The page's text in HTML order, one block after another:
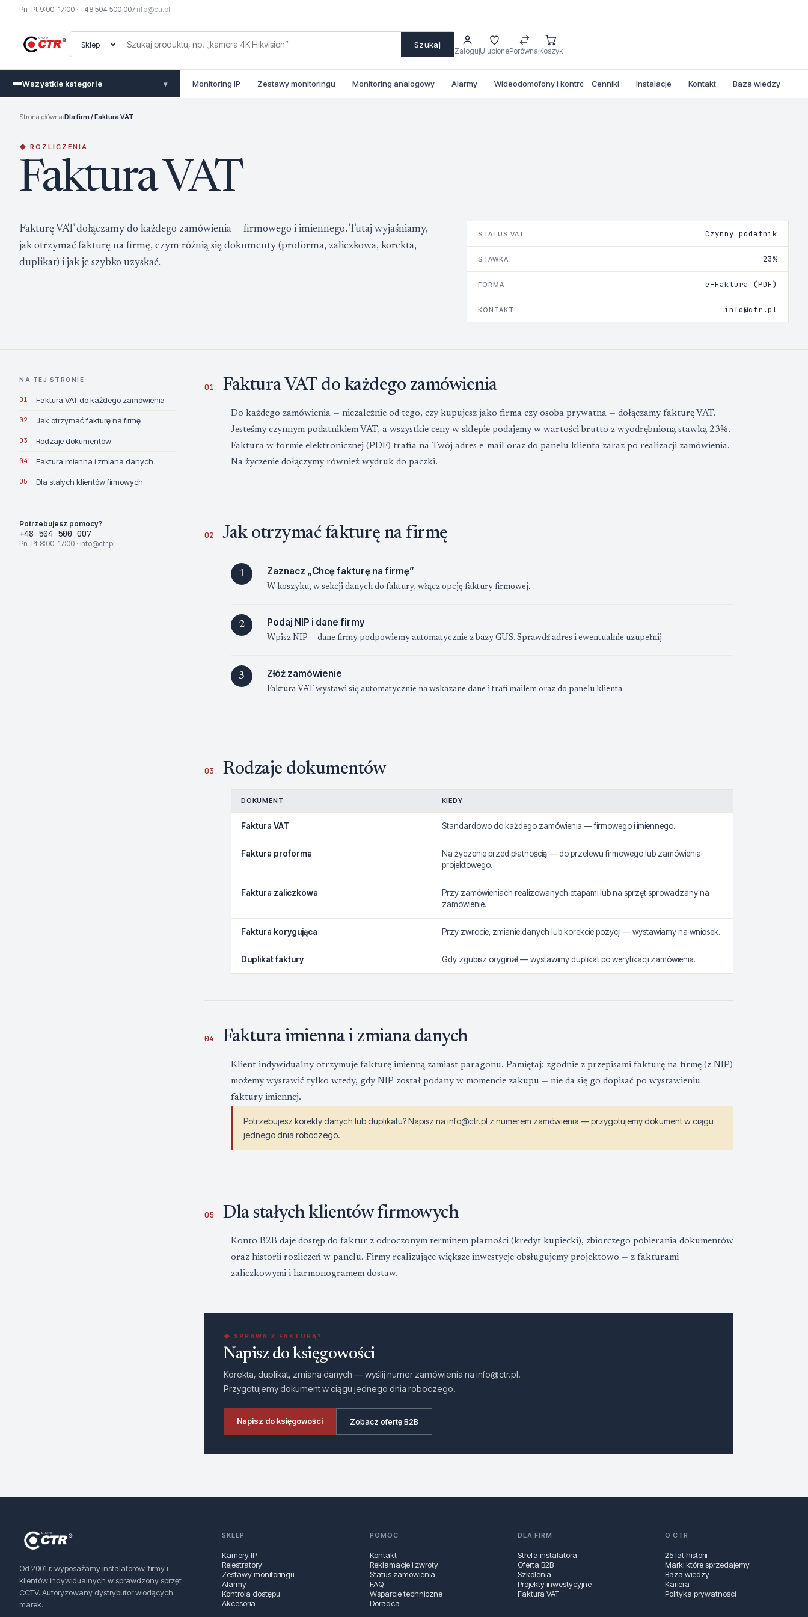
Pn–Pt 9:00–17:00 · +48 504 500 007info@ctr.pl
Szukaj
ZalogujUlubionePorównajKoszyk
Wszystkie kategorie ▾ Monitoring IP Zestawy monitoringu Monitoring analogowy Alarmy Wideodomofony i kontrola dostepu
Cenniki Instalacje Kontakt Baza wiedzy
Strona główna›Dla firm / Faktura VAT
◆ ROZLICZENIA
Faktura VAT
Fakturę VAT dołączamy do każdego zamówienia — firmowego i imiennego. Tutaj wyjaśniamy,
jak otrzymać fakturę na firmę, czym różnią się dokumenty (proforma, zaliczkowa, korekta,
duplikat) i jak je szybko uzyskać.
STATUS VAT Czynny podatnik
STAWKA 23%
FORMA e-Faktura (PDF)
KONTAKT info@ctr.pl
NA TEJ STRONIE
01 Faktura VAT do każdego zamówienia
02 Jak otrzymać fakturę na firmę
03 Rodzaje dokumentów
04 Faktura imienna i zmiana danych
05 Dla stałych klientów firmowych
Potrzebujesz pomocy?
+48 504 500 007
Pn–Pt 8:00–17:00 · info@ctr.pl
01 Faktura VAT do każdego zamówienia
Do każdego zamówienia — niezależnie od tego, czy kupujesz jako firma czy osoba prywatna — dołączamy fakturę VAT.
Jesteśmy czynnym podatnikiem VAT, a wszystkie ceny w sklepie podajemy w wartości brutto z wyodrębnioną stawką 23%.
Faktura w formie elektronicznej (PDF) trafia na Twój adres e-mail oraz do panelu klienta zaraz po realizacji zamówienia.
Na życzenie dołączymy również wydruk do paczki.
02 Jak otrzymać fakturę na firmę
1 Zaznacz „Chcę fakturę na firmę”
W koszyku, w sekcji danych do faktury, włącz opcję faktury firmowej.
2 Podaj NIP i dane firmy
Wpisz NIP — dane firmy podpowiemy automatycznie z bazy GUS. Sprawdź adres i ewentualnie uzupełnij.
3 Złóż zamówienie
Faktura VAT wystawi się automatycznie na wskazane dane i trafi mailem oraz do panelu klienta.
03 Rodzaje dokumentów
DOKUMENT KIEDY
Faktura VAT Standardowo do każdego zamówienia — firmowego i imiennego.
Faktura proforma
Na życzenie przed płatnością — do przelewu firmowego lub zamówienia
projektowego.
Faktura zaliczkowa
Przy zamówieniach realizowanych etapami lub na sprzęt sprowadzany na
zamówienie.
Faktura korygująca Przy zwrocie, zmianie danych lub korekcie pozycji — wystawiamy na wniosek.
Duplikat faktury Gdy zgubisz oryginał — wystawimy duplikat po weryfikacji zamówienia.
04 Faktura imienna i zmiana danych
Klient indywidualny otrzymuje fakturę imienną zamiast paragonu. Pamiętaj: zgodnie z przepisami fakturę na firmę (z NIP)
możemy wystawić tylko wtedy, gdy NIP został podany w momencie zakupu — nie da się go dopisać po wystawieniu
faktury imiennej.
Potrzebujesz korekty danych lub duplikatu? Napisz na info@ctr.pl z numerem zamówienia — przygotujemy dokument w ciągu
jednego dnia roboczego.
05 Dla stałych klientów firmowych
Konto B2B daje dostęp do faktur z odroczonym terminem płatności (kredyt kupiecki), zbiorczego pobierania dokumentów
oraz historii rozliczeń w panelu. Firmy realizujące większe inwestycje obsługujemy projektowo — z fakturami
zaliczkowymi i harmonogramem dostaw.
◆ SPRAWA Z FAKTURĄ?
Napisz do księgowości
Korekta, duplikat, zmiana danych — wyślij numer zamówienia na info@ctr.pl.
Przygotujemy dokument w ciągu jednego dnia roboczego.
Napisz do księgowości Zobacz ofertę B2B
Od 2001 r. wyposażamy instalatorów, firmy i
klientów indywidualnych w sprawdzony sprzęt
CCTV. Autoryzowany dystrybutor wiodących
marek.
SKLEP
Kamery IP
Rejestratory
Zestawy monitoringu
Alarmy
Kontrola dostępu
Akcesoria
POMOC
Kontakt
Reklamacje i zwroty
Status zamówienia
FAQ
Wsparcie techniczne
Doradca
DLA FIRM
Strefa instalatora
Oferta B2B
Szkolenia
Projekty inwestycyjne
Faktura VAT
O CTR
25 lat historii
Marki które sprzedajemy
Baza wiedzy
Kariera
Polityka prywatności